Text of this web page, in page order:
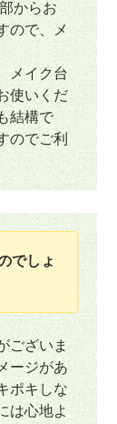
からお
ので、メ
メイク台
使いくだ
結構で
のでご利
でしょ
ございま
ージがあ
ポキしな
は心地よ